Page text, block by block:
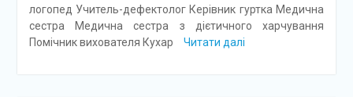
логопед Учитель-дефектолог Керівник гуртка Медична
сестра Медична сестра з дієтичного харчування
Помічник вихователя Кухар
Читати далі